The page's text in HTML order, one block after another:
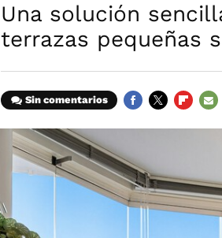
Una solución
terrazas pequeñas
Sin comentarios